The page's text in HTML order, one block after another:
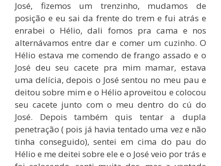
José, fizemos um trenzinho, mudamos de
posição e eu sai da frente do trem e fui atrás e
enrabei o Hélio, dali fomos pra cama e nos
alternávamos entre dar e comer um cuzinho. O
Hélio estava me comendo de frango assado e o
José deu seu cacete pra mim mamar, estava
uma delícia, depois o José sentou no meu pau e
deitou sobre mim e o Hélio aproveitou e colocou
seu cacete junto com o meu dentro do cú do
José. Depois também quis tentar a dupla
penetração ( pois já havia tentado uma vez e não
tinha conseguido), sentei em cima do pau do
Hélio e me deitei sobre ele e o José veio por trás e